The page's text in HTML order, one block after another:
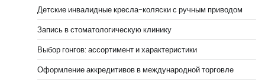
Детские инвалидные кресла-коляски с ручным приводом
Запись в стоматологическую клинику
Выбор гонгов: ассортимент и характеристики
Оформление аккредитивов в международной торговле